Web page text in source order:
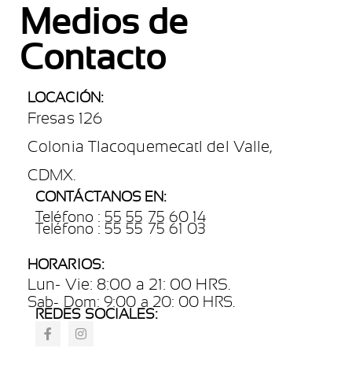
Medios de
Contacto
LOCACIÓN:
Fresas 126
Colonia Tlacoquemecatl del Valle,
CDMX.
CONTÁCTANOS EN:
Teléfono : 55 55 75 60 14
Teléfono : 55 55 75 61 03
HORARIOS:
Lun- Vie: 8:00 a 21: 00 HRS.
Sab- Dom: 9:00 a 20: 00 HRS.
REDES SOCIALES: